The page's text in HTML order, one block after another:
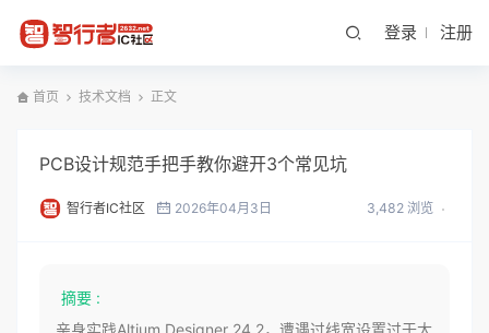
登录 注册
首页 技术文档 正文
PCB设计规范手把手教你避开3个常见坑
智行者IC社区 2026年04月3日 3,482 浏览
摘要 :
亲身实践Altium Designer 24.2，遭遇过线宽设置过于大